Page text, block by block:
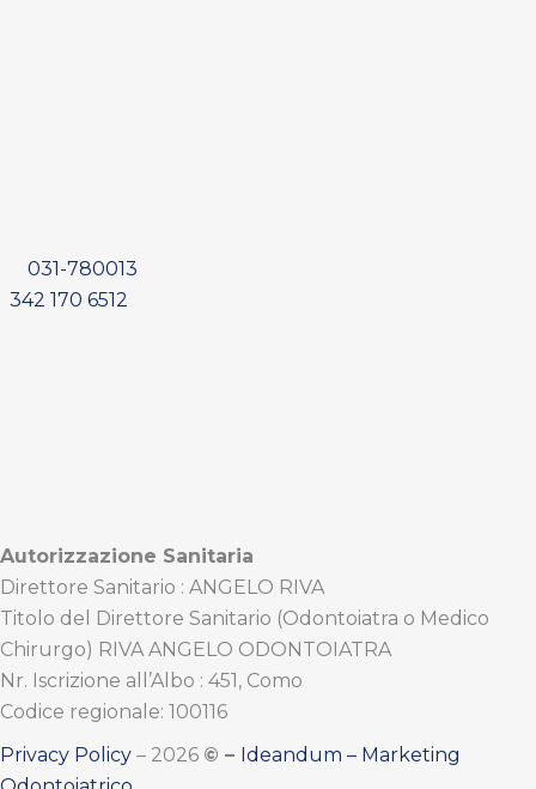
031-780013
342 170 6512
Autorizzazione Sanitaria
Direttore Sanitario : ANGELO RIVA
Titolo del Direttore Sanitario (Odontoiatra o Medico
Chirurgo) RIVA ANGELO ODONTOIATRA
Nr. Iscrizione all’Albo : 451, Como
Codice regionale: 100116
Privacy Policy – 2026 © – Ideandum – Marketing